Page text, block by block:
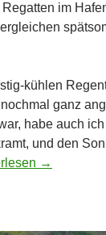
im
kühlen
ganz
habe auch
und den
am
→